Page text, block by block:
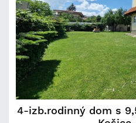
4-izb.rodinný dom s